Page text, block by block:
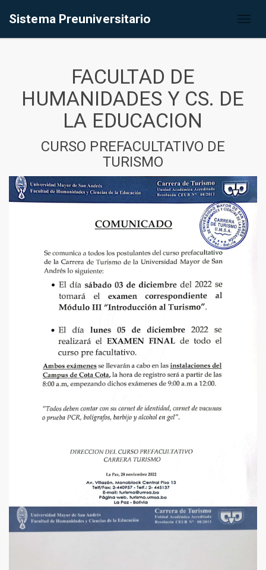
Sistema Preuniversitario
FACULTAD DE
HUMANIDADES Y CS. DE
LA EDUCACION
CURSO PREFACULTATIVO DE
TURISMO